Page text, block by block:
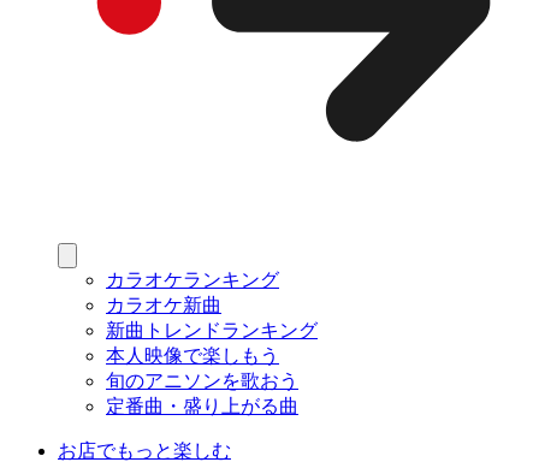
カラオケランキング
カラオケ新曲
新曲トレンドランキング
本人映像で楽しもう
旬のアニソンを歌おう
定番曲・盛り上がる曲
お店でもっと楽しむ